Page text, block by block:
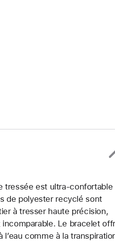
tressée est ultra-confortable
de polyester recyclé sont
à tresser haute précision,
Le bracelet
comme à la